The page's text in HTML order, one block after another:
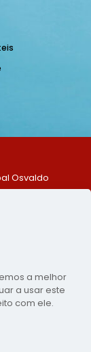
Osvaldo
128
da
PE
a melhor
a usar este
com ele.